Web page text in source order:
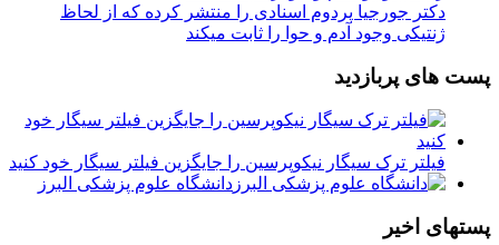
دکتر جورجیا پردوم اسنادی را منتشر کرده که از لحاظ
ژنتیکی وجود آدم و حوا را ثابت میکند
پست های پربازدید
فیلتر ترک سیگار نیکوپرسین را جایگزین فیلتر سیگار خود کنید
دانشگاه علوم پزشکی البرز
پستهای اخیر